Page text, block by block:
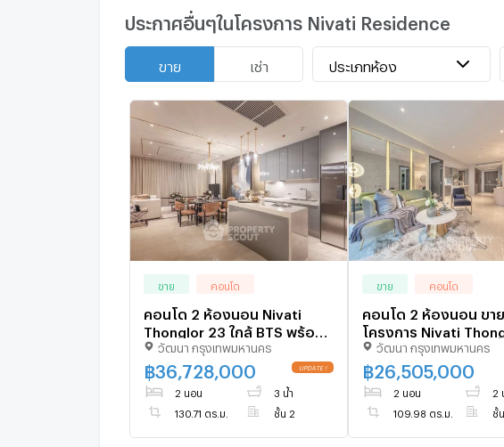
ประกาศอื่นๆในโครงการ Nivati Residence
ขาย เช่า ประเภทห้อง
ขาย คอนโด
คอนโด 2 ห้องนอน Nivati
Thonglor 23 ใกล้ BTS พร้อม
พงษ์ (ID 2548373)
วัฒนา กรุงเทพมหานคร
฿36,728,000
2 นอน 3 น้ำ
130.71 ตร.ม. ชั้น 2
ขาย คอนโด
คอนโด 2 ห้องนอน ขาย
โครงการ Nivati
ใกล้ BTS พร้อมพงษ์ (ID
879735)
วัฒนา กรุงเทพมหานคร
฿26,505,000
2 นอน 2
109.98 ตร.ม. ชั้